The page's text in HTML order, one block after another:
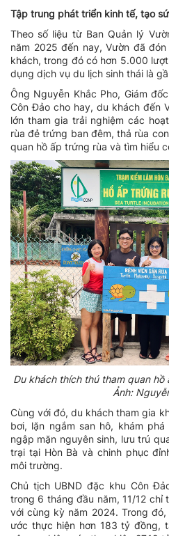
Tập trung phát triển kinh tế, tạo
Theo số liệu từ Ban Quản lý
năm 2025 đến nay, Vườn đã
khách, trong đó có hơn 5.000
dụng dịch vụ du lịch sinh thái là
Ông Nguyễn Khắc Pho, Giám
Côn Đảo cho hay, du khách đến
lớn tham gia trải nghiệm các
rùa đẻ trứng ban đêm, thả rùa
quan hồ ấp trứng rùa và tìm hiểu
Du khách thích thú tham quan
Ảnh:
Cùng với đó, du khách tham gia
bơi, lặn ngắm san hô, khám
ngập mặn nguyên sinh, lưu trú
trại tại Hòn Bà và chinh phục
môi trường.
Chủ tịch UBND đặc khu Côn
trong 6 tháng đầu năm, 11/12
với cùng kỳ năm 2024. Trong
ước thực hiện hơn 183 tỷ đồng,